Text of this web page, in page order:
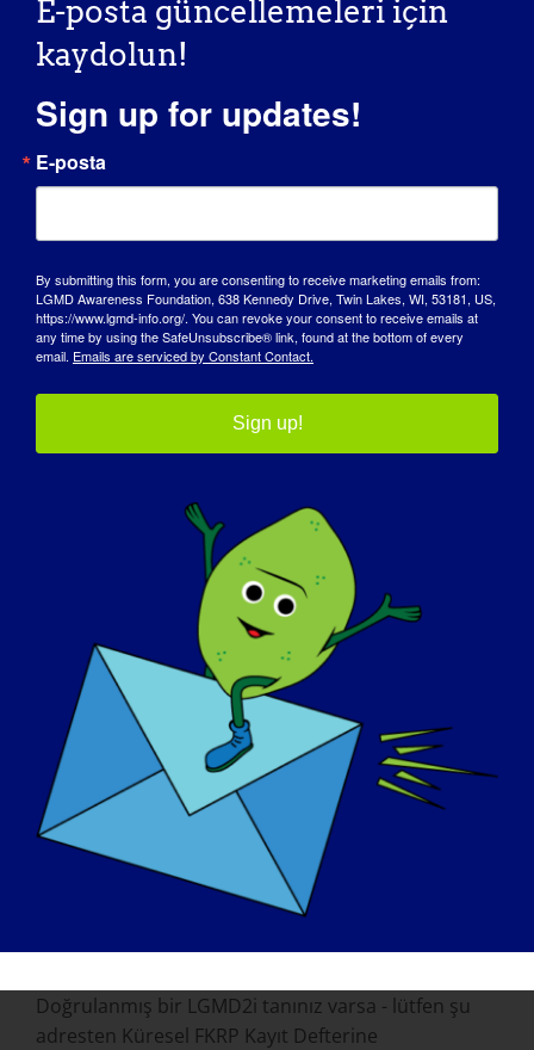
gelecekteki bir klinik araştırmanın oluşturulmasına
yardımcı olmak için çalışıyor.
bilmesini istersiniz?:
Vergiden düşülebilir bağışları kabul eden tek
Dystrophy Tip 2I ile ilgili araştırma projelerine
İNSANLAR KURULUŞUNUZU DESTEKLEMEYE
NASIL DAHIL OLABILIRLER?
Şu anda Facebook'ta LGMD2i'de gelecekteki bir gen
terapisi klinik denemesini desteklemek için büyük
bir bağış toplama kampanyası yürütüyoruz. Kendi
"Harekete Geçin" - arkadaş çevrenize/ailenize
LGMD2i'nin sizi nasıl etkilediğini, tedavi
olduğunuzda ne yapacağınızı anlatın ve
CureLGMD2i'yi desteklemek için bağış isteyin. Bağış
sekmesini şu adresteki web sitemizde de
paylaşabilirsinizhttps://curelgmd2i.com/donations
KURULUŞUNUZLA ILETIŞIME GEÇMENIN EN IYI
YOLU NEDIR?
Kelly Brazzo ile kbrazzo@yahoo.com adresinden
iletişime geçin veya Facebook sayfamız üzerinden
bize mesaj gönderin
https://www.facebook.com/CureLGMD2i
EKLEMEK ISTEDIĞINIZ BAŞKA BIR ŞEY VAR MI?
Doğrulanmış bir LGMD2i tanınız varsa - lütfen şu
adresten Küresel FKRP Kayıt Defterine
E-posta güncellemeleri için
kaydolun!
Sign up for updates!
E-posta
By submitting this form, you are consenting to receive marketing emails from:
LGMD Awareness Foundation, 638 Kennedy Drive, Twin Lakes, WI, 53181, US,
https://www.lgmd-info.org/. You can revoke your consent to receive emails at
any time by using the SafeUnsubscribe® link, found at the bottom of every
email. Emails are serviced by Constant Contact.
Sign up!